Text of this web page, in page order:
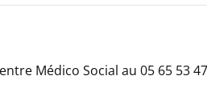
Médico Social au 05 65 53